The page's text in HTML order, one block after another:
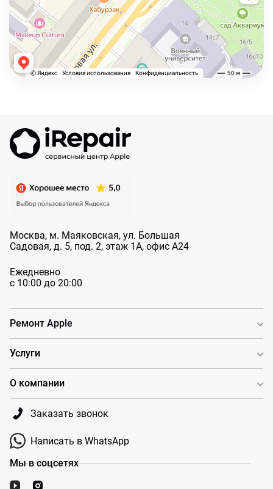
Москва, м. Маяковская, ул. Большая
Садовая, д. 5, под. 2, этаж 1А, офис А24
Ежедневно
с 10:00 до 20:00
Заказать звонок
Написать в WhatsApp
Ремонт Apple
Услуги
О компании
Мы в соцсетях